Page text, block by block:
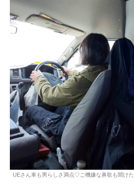
UEさん車も男らしさ満点♡ご機嫌な鼻歌も聞けた